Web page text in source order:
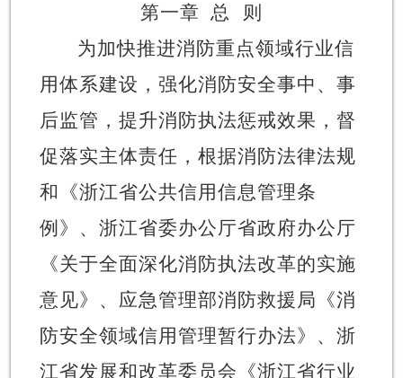
第一章 总
则
为加快推进消防重点领域行业信
用体系建设，强化消防安全事中、事
后监管，提升消防执法惩戒效果，督
促落实主体责任，根据消防法律法规
和《浙江省公共信用信息管理条
例》、浙江省委办公厅省政府办公厅
《关于全面深化消防执法改革的实施
意见》、应急管理部消防救援局《消
防安全领域信用管理暂行办法》、浙
江省发展和改革委员会《浙江省行业